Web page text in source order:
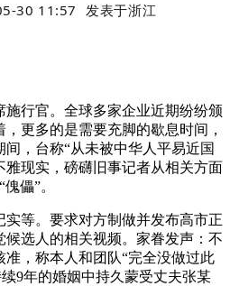
30 11:57 发表于浙江
行官。全球多家企业近期纷纷颁
更多的是需要充脚的歇息时间，
，台称“从未被中华人平易近国
现实，磅礴旧事记者从相关方面
儡”。
等。要求对方制做并发布高市正
选人的相关视频。家眷发声：不
，称本人和团队“完全没做过此
9年的婚姻中持久蒙受丈夫张某